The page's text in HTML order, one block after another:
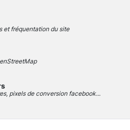
et fréquentation du site
pixels de conversion facebook...